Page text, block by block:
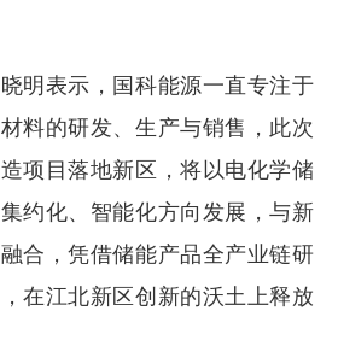
明表示，国科能源一直专注于
料的研发、生产与销售，此次
项目落地新区，将以电化学储
约化、智能化方向发展，与新
合，凭借储能产品全产业链研
在江北新区创新的沃土上释放